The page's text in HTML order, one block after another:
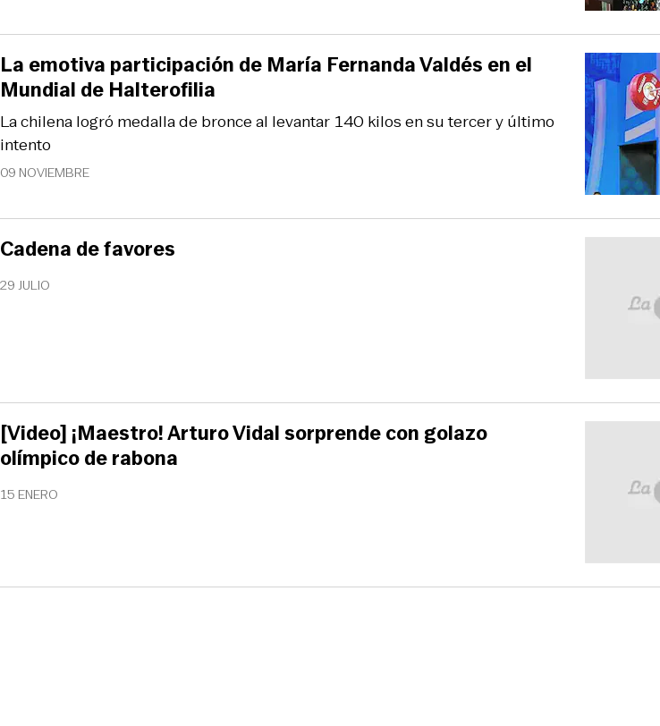
09 NOVIEMBRE
La chilena logró medalla de bronce al levantar 140 kilos en su tercer y último
intento
La emotiva participación de María Fernanda Valdés en el
Mundial de Halterofilia
29 JULIO
Cadena de favores
15 ENERO
[Video] ¡Maestro! Arturo Vidal sorprende con golazo
olímpico de rabona